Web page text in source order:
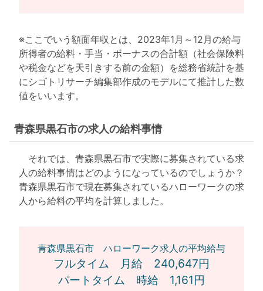
※ここでいう額面年収とは、2023年1月～12月の給与
所得者の給料・手当・ボーナスの合計額（社会保険料
や税金などを天引きする前の金額）を総務省統計を基
にシゴトリサーチ編集部作成のモデルにて推計した数
値をいいます。
青森県黒石市の求人の給料事情
それでは、青森県黒石市で実際に募集されている求
人の給料事情はどのようになっているのでしょうか？
青森県黒石市で現在募集されているハローワークの求
人から給料の平均を計算しました。
青森県黒石市 ハローワーク求人の平均給与
フルタイム 月給 240,647円
パートタイム 時給 1,161円